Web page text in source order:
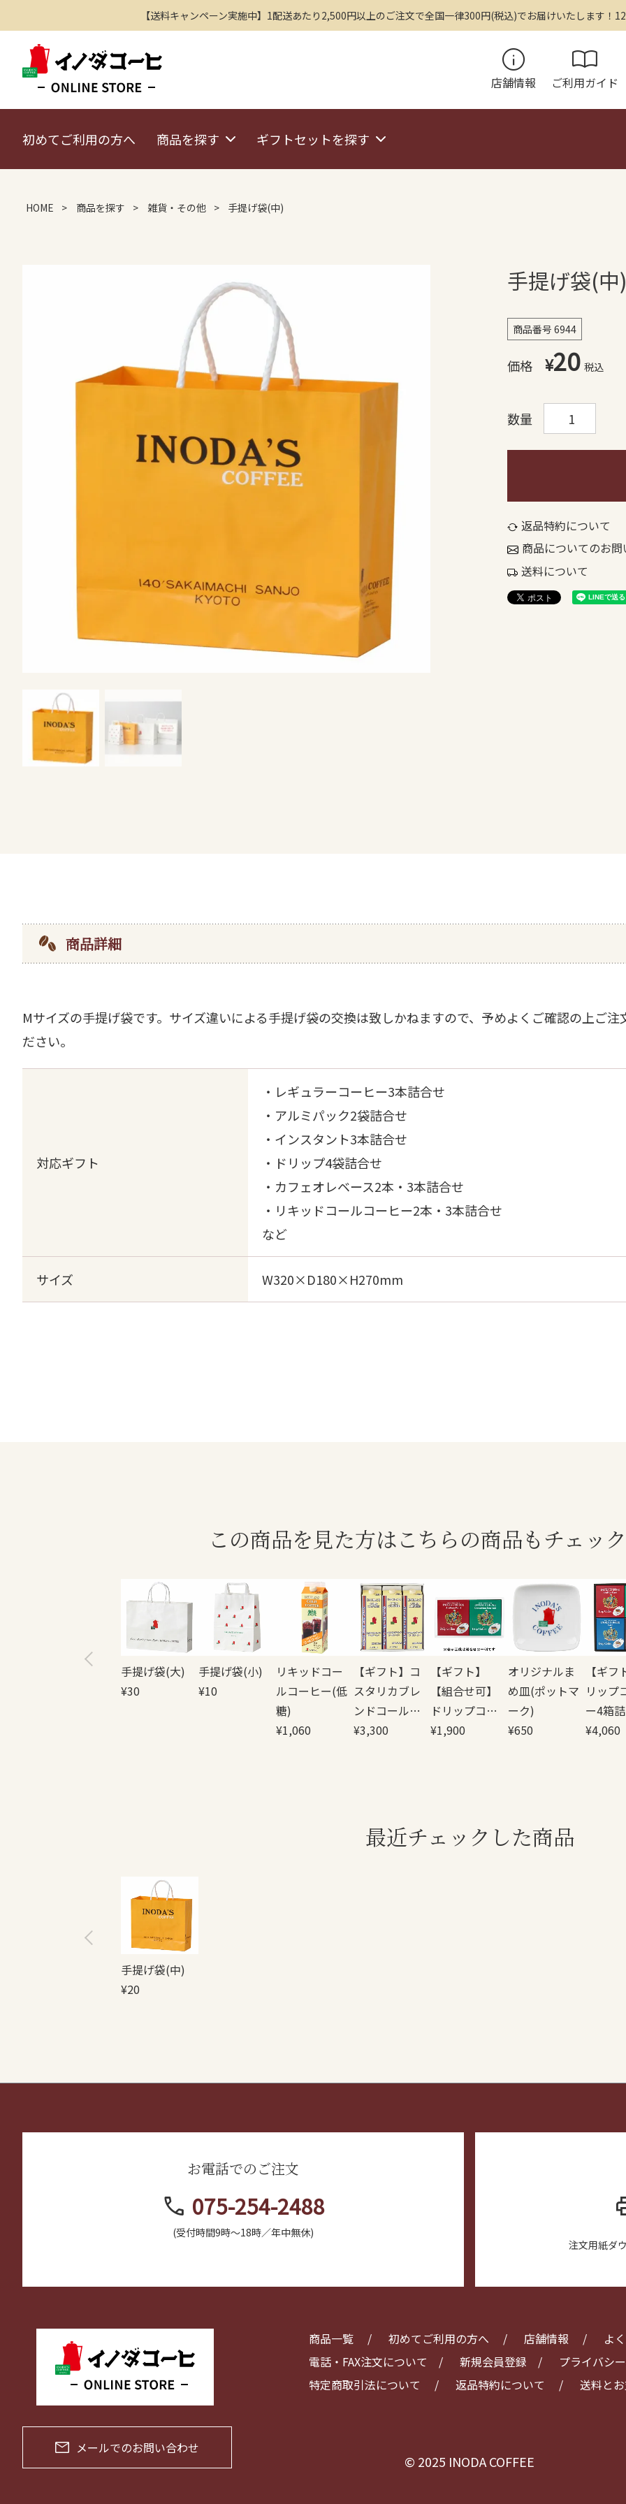
【送料キャンペーン実施中】1配送あたり2,500円以上のご注文で全国一律300円(税込)でお届けいたします！
info
店舗情報
import_contacts
ご利用ガイド
初めてご利用の方へ 商品を探す ギフトセットを探す
HOME 商品を探す 雑貨・その他 手提げ袋(中)
手提げ袋(中)
商品番号 6944
¥20 税込
返品特約について
商品についてのお問
送料について
商品詳細
Mサイズの手提げ袋です。サイズ違いによる手提げ袋の交換は致しかねますので、予めよくご確認の上ご
ださい。
対応ギフト
・レギュラーコーヒー3本詰合せ
・アルミパック2袋詰合せ
・インスタント3本詰合せ
・ドリップ4袋詰合せ
・カフェオレベース2本・3本詰合せ
・リキッドコールコーヒー2本・3本詰合せ
など
サイズ W320×D180×H270mm
この商品を見た方はこちらの商品もチェッ
手提げ袋(大)
¥30
手提げ袋(小)
¥10
リキッドコー
ルコーヒー(低
糖)
¥1,060
【ギフト】コ
スタリカブレ
ンドコールコ
ーヒー3本詰合
¥3,300
【ギフト】
【組合せ可】
ドリップコー
ヒー2箱詰合せ
¥1,900
オリジナルま
め皿(ポットマ
ーク)
¥650
【ギフ
リップ
ー4箱
(赤緑青
¥4,060
最近チェックした商品
手提げ袋(中)
¥20
お電話でのご注文
call 075-254-2488
(受付時間9時～18時／年中無休)
注文用紙ダ
商品一覧 初めてご利用の方へ 店舗情報 よ
電話・FAX注文について
新規会員登録 プライバシ
特定商取引法について
返品特約について 送料と
メールでのお問い合わせ
© 2025 INODA COFFEE